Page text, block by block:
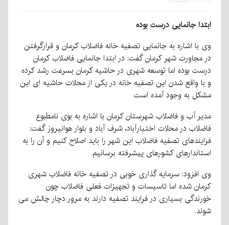
ابتدا جانمایی درست بوده
وی با اشاره به جانمایی تصفیه خانه فاضلاب کرمان و قرارگرفتن
در مجاورت شهر کرمان گفت: در ابتدا جانمایی فاضلاب کرمان
درست بوده اما توسعه شهری در حاشیه کرمان بسرعت رشد کرده
و با واقع شدن این تصفیه خانه در یکی از محلات حاشیه ای این
مشکل به وجود آمده است.
مدیر آب و فاضلاب شهرستان کرمان با اشاره به بوی نامطبوع
فاضلاب در محلات اختیارآباد، شرف آباد و بلوار هوانیروز گفت:
فرایندهای تصفیه فاضلاب این شهر را باید اصلاح کنیم و آن را به
استاندارهای کشورهای پیشرفته برسانیم.
وی افزود: سرمایه گذاری خوبی در تصفیه خانه فاضلاب شهری
کرمان شده اما تاسیسات و تجهیزات فعلی فاضلاب چون
خورندگی بسیاری در فرایند تصفیه دارند به مرور دچار چالش می
شوند.